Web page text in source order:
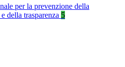
per la prevenzione della
della trasparenza 5